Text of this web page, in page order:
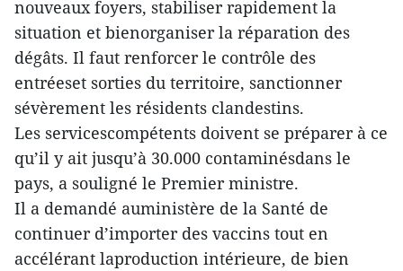
nouveaux foyers, stabiliser rapidement la
situation et bienorganiser la réparation des
dégâts. Il faut renforcer le contrôle des
entréeset sorties du territoire, sanctionner
sévèrement les résidents clandestins.
Les servicescompétents doivent se préparer à ce
qu’il y ait jusqu’à 30.000 contaminésdans le
pays, a souligné le Premier ministre.
Il a demandé auministère de la Santé de
continuer d’importer des vaccins tout en
accélérant laproduction intérieure, de bien